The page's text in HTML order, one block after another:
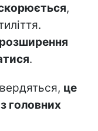
,
.
це
головних